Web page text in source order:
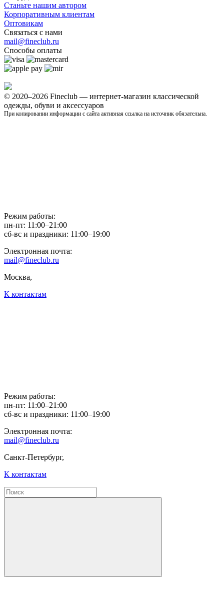
Станьте нашим автором
Корпоративным клиентам
Оптовикам
Связаться с нами
mail@fineclub.ru
Способы оплаты
© 2020–2026 Fineclub — интернет-магазин классической
одежды, обуви и аксессуаров
При копировании информации с сайта активная ссылка на источник обязательна.
Режим работы:
пн-пт: 11:00–21:00
сб-вс и праздники: 11:00–19:00
Электронная почта:
mail@fineclub.ru
Москва,
К контактам
Режим работы:
пн-пт: 11:00–21:00
сб-вс и праздники: 11:00–19:00
Электронная почта:
mail@fineclub.ru
Санкт-Петербург,
К контактам